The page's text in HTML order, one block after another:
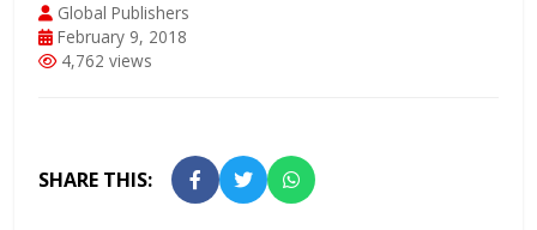
Global Publishers
February 9, 2018
4,762 views
SHARE THIS: